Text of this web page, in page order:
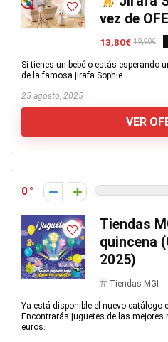
vez de
13,80€ 19,90€
Si tienes un bebé o estás esperando
de la famosa jirafa Sophie.
25 agosto, 2025
VER
0
Tiendas
quincena
2025)
Tiendas MGI
Ya está disponible el nuevo catálogo
Encontrarás juguetes de las mejores
euros.